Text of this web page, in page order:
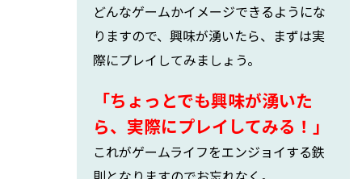
どんなゲームかイメージできるようにな
りますので、興味が湧いたら、まずは実
際にプレイしてみましょう。
「ちょっとでも興味が湧いた
ら、実際にプレイしてみる！」
これがゲームライフをエンジョイする鉄